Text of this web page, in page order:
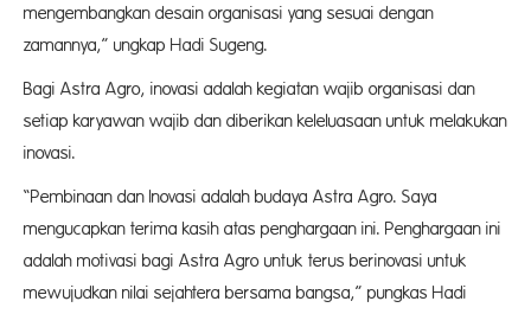
mengembangkan desain organisasi yang sesuai dengan
zamannya,” ungkap Hadi Sugeng.
Bagi Astra Agro, inovasi adalah kegiatan wajib organisasi dan
setiap karyawan wajib dan diberikan keleluasaan untuk melakukan
inovasi.
“Pembinaan dan Inovasi adalah budaya Astra Agro. Saya
mengucapkan terima kasih atas penghargaan ini. Penghargaan ini
adalah motivasi bagi Astra Agro untuk terus berinovasi untuk
mewujudkan nilai sejahtera bersama bangsa,” pungkas Hadi